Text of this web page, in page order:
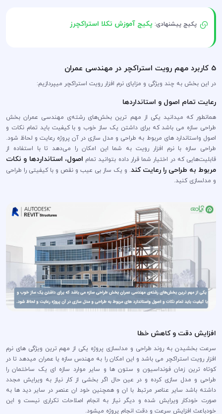
پکیج پیشنهادی: پکیج آموزش تکلا استراکچرز
5 کاربرد مهم رویت استراکچر در مهندسی عمران
در این بخش به چند ویژگی و مزایای نرم افزار رویت استراکچر میپردازیم:
رعایت تمام اصول و استانداردها
همانطور که میدانید یکی از مهم ترین بخش‌های رشته‌ی مهندسی عمران بخش
طراحی سازه می باشد که برای داشتن یک ساز خوب و با کیفیت باید تمام نکات و
اصول واستاندارد های مربوط به طراحی و مدل سازی در آن پروژه رعایت و لحاظ شود.
طراحی سازه با نرم افزار رویت به شما این امکان را می‌دهد تا با استفاده از
قابلیت‌هایی که در اختیار شما قرار داده بتوانید تمام اصول، استانداردها و نکات
مربوط به طراحی را رعایت کند. و یک ساز بی عیب و نقص و با کیفیتی را طراحی
و مدلسازی کنید.
افزایش دقت و کاهش خطا
سرعت بخشیدن به روند طراحی و مدلسازی پروژه یکی از مهم ترین ویژگی های نرم
افزار رویت استراکچر می باشد و این امکان را به مهندس سازه یا عمران میدهد تا در
کوتاه ترین زمان فونداسیون و ستون ها و سایر موارد سازه ای یک ساختمان را
طراحی و مدل سازی کرده و در عین حال اگر بخشی از کار نیاز به ویرایش مجدد
داشته باشد سایر عناصر مرتبط با ان و همچنین خود ان عنصر در سایر دید ها به
صورت خودکار ویرایش شده و دیگر نیاز به انجام اصلاحات تکراری نیست و این
خودباعث افزایش سرعت و دقت انجام پروژه میشود.